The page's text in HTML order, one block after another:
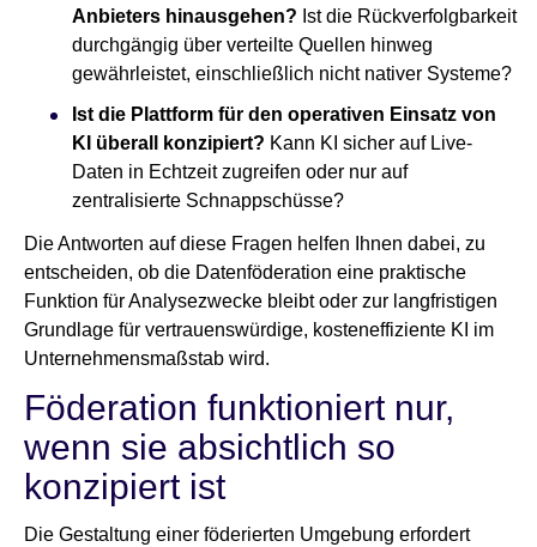
Anbieters hinausgehen? Ist die Rückverfolgbarkeit
durchgängig über verteilte Quellen hinweg
gewährleistet, einschließlich nicht nativer Systeme?
Ist die Plattform für den operativen Einsatz von
KI überall konzipiert? Kann KI sicher auf Live-
Daten in Echtzeit zugreifen oder nur auf
zentralisierte Schnappschüsse?
Die Antworten auf diese Fragen helfen Ihnen dabei, zu
entscheiden, ob die Datenföderation eine praktische
Funktion für Analysezwecke bleibt oder zur langfristigen
Grundlage für vertrauenswürdige, kosteneffiziente KI im
Unternehmensmaßstab wird.
Föderation funktioniert nur,
wenn sie absichtlich so
konzipiert ist
Die Gestaltung einer föderierten Umgebung erfordert